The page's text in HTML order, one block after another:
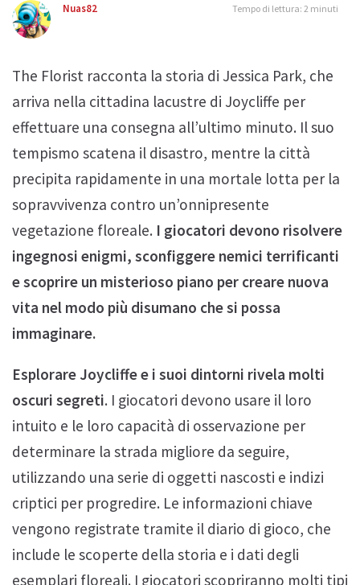
Nuas82 Tempo di lettura: 2 minuti
The Florist racconta la storia di Jessica Park, che
arriva nella cittadina lacustre di Joycliffe per
effettuare una consegna all’ultimo minuto. Il suo
tempismo scatena il disastro, mentre la città
precipita rapidamente in una mortale lotta per la
sopravvivenza contro un’onnipresente
vegetazione floreale. I giocatori devono risolvere
ingegnosi enigmi, sconfiggere nemici terrificanti
e scoprire un misterioso piano per creare nuova
vita nel modo più disumano che si possa
immaginare.
Esplorare Joycliffe e i suoi dintorni rivela molti
oscuri segreti. I giocatori devono usare il loro
intuito e le loro capacità di osservazione per
determinare la strada migliore da seguire,
utilizzando una serie di oggetti nascosti e indizi
criptici per progredire. Le informazioni chiave
vengono registrate tramite il diario di gioco, che
include le scoperte della storia e i dati degli
esemplari floreali. I giocatori scopriranno molti tipi